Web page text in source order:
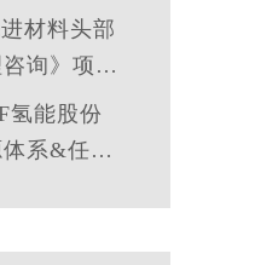
项目圆满
材料头部
询》项目
氢能股份
体系&任职